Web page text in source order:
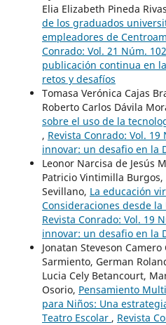
Elia Elizabeth Pineda
de los graduados
empleadores de
Conrado: Vol. 21 Núm.
publicación continua en
retos y desafíos
Tomasa Verónica Cajas
Roberto Carlos Dávila
sobre el uso de la
, Revista Conrado: Vol.
innovar: un desafio en la
Leonor Narcisa de Jesús
Patricio Vintimilla
Sevillano, La educación
Consideraciones desde
Revista Conrado: Vol. 19
innovar: un desafio en la
Jonatan Steveson
Sarmiento, German
Lucia Cely Betancourt,
Osorio, Pensamiento
para Niños: Una
Teatro Escolar , Revista